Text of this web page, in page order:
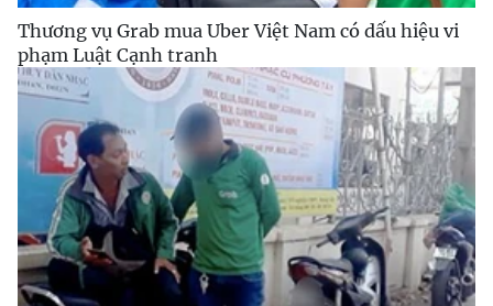
Thương vụ Grab mua Uber Việt Nam có dấu hiệu vi
phạm Luật Cạnh tranh